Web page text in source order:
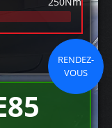
RENDEZ-
VOUS